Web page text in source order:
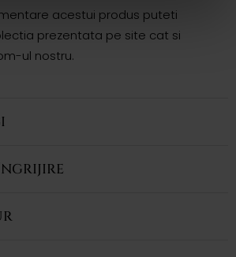
acestui produs puteti
prezentata pe site cat si
ul nostru.